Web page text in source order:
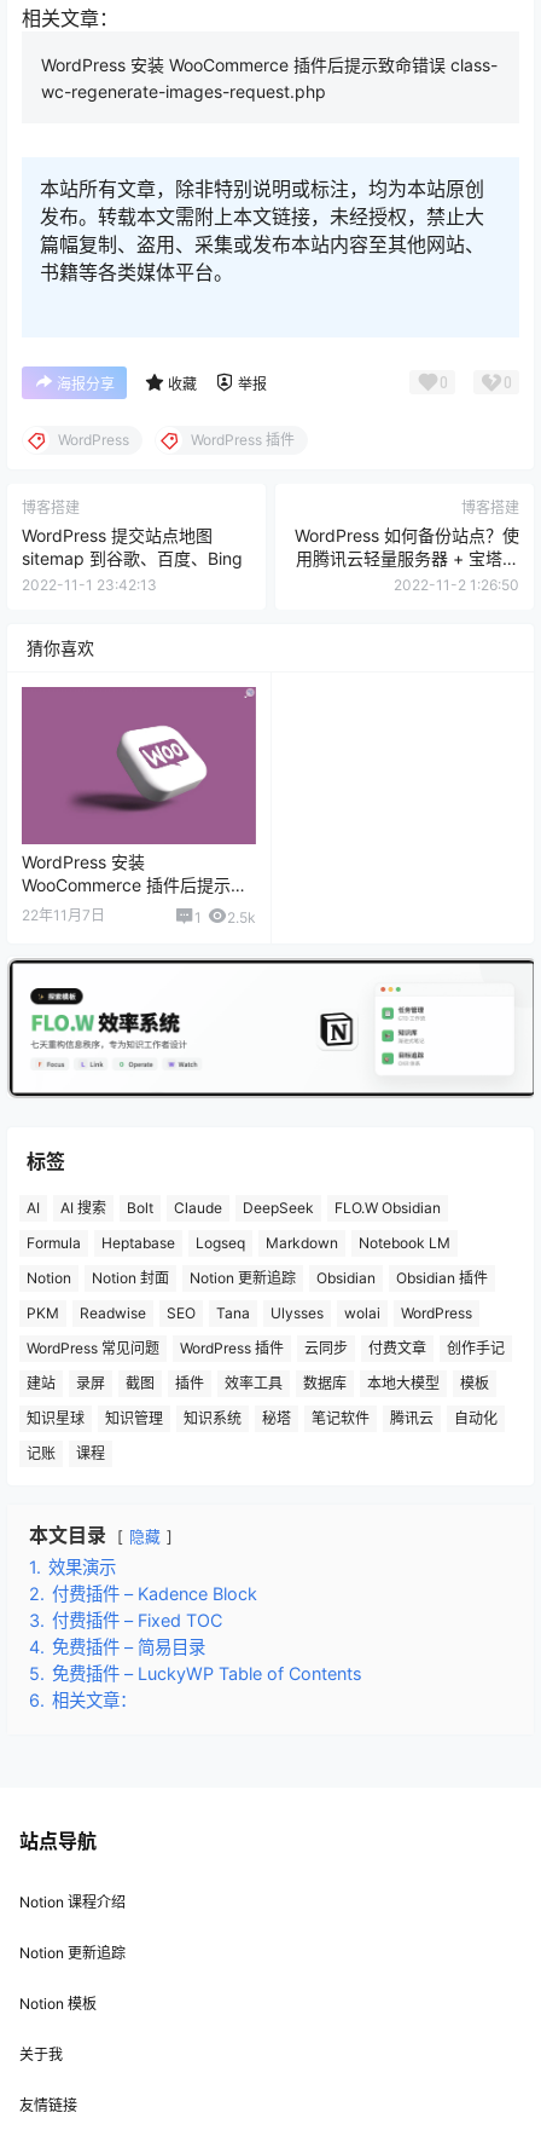
相关文章：
WordPress 安装 WooCommerce 插件后提示致命错误 class-
wc-regenerate-images-request.php
本站所有文章，除非特别说明或标注，均为本站原创
发布。转载本文需附上本文链接，未经授权，禁止大
篇幅复制、盗用、采集或发布本站内容至其他网站、
书籍等各类媒体平台。
海报分享 收藏 举报 0 0
WordPress WordPress 插件
博客搭建
WordPress 提交站点地图
sitemap 到谷歌、百度、Bing
2022-11-1 23:42:13
博客搭建
WordPress 如何备份站点？使
用腾讯云轻量服务器 + 宝塔面
板一键备份
2022-11-2 1:26:50
猜你喜欢
WordPress 安装
WooCommerce 插件后提示致
命错误 class-wc-regenerate-
22年11月7日 1 2.5k
标签
AI AI 搜索 Bolt Claude DeepSeek
FLO.W Obsidian
Formula
Heptabase Logseq Markdown
Notebook LM
Notion
Notion 封面 Notion 更新追踪 Obsidian
Obsidian 插件
PKM
Readwise SEO Tana Ulysses wolai
WordPress
WordPress 常见问题
WordPress 插件 云同步 付费文章
创作手记
建站
录屏 截图 插件 效率工具 数据库 本地大模型
模板
知识星球
知识管理 知识系统 秘塔 笔记软件 腾讯云
自动化
记账
课程
本文目录 隐藏
1. 效果演示
2. 付费插件 – Kadence Block
3. 付费插件 – Fixed TOC
4. 免费插件 – 简易目录
5. 免费插件 – LuckyWP Table of Contents
6. 相关文章：
站点导航
Notion 课程介绍
Notion 更新追踪
Notion 模板
关于我
友情链接